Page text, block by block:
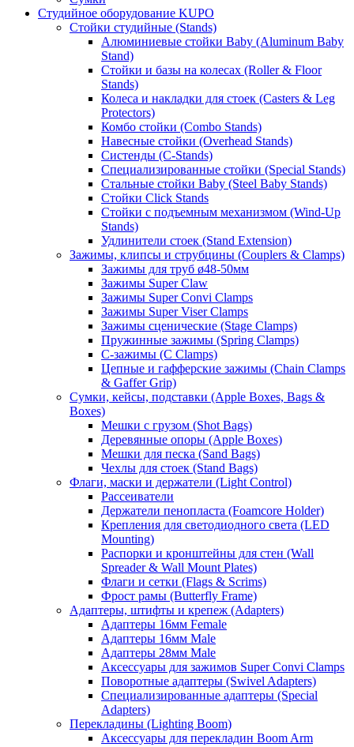
Студийное оборудование KUPO
Стойки студийные (Stands)
Алюминиевые стойки Baby (Aluminum Baby
Stand)
Стойки и базы на колесах (Roller & Floor
Stands)
Колеса и накладки для стоек (Casters & Leg
Protectors)
Комбо стойки (Combo Stands)
Навесные стойки (Overhead Stands)
Систенды (C-Stands)
Специализированные стойки (Special Stands)
Стальные стойки Baby (Steel Baby Stands)
Стойки Click Stands
Стойки с подъемным механизмом (Wind-Up
Stands)
Удлинители стоек (Stand Extension)
Зажимы, клипсы и струбцины (Couplers & Clamps)
Зажимы для труб ø48-50мм
Зажимы Super Claw
Зажимы Super Convi Clamps
Зажимы Super Viser Clamps
Зажимы сценические (Stage Clamps)
Пружинные зажимы (Spring Clamps)
С-зажимы (C Clamps)
Цепные и гафферские зажимы (Chain Clamps
& Gaffer Grip)
Сумки, кейсы, подставки (Apple Boxes, Bags &
Boxes)
Мешки с грузом (Shot Bags)
Деревянные опоры (Apple Boxes)
Мешки для песка (Sand Bags)
Чехлы для стоек (Stand Bags)
Флаги, маски и держатели (Light Control)
Рассеиватели
Держатели пенопласта (Foamcore Holder)
Крепления для светодиодного света (LED
Mounting)
Распорки и кронштейны для стен (Wall
Spreader & Wall Mount Plates)
Флаги и сетки (Flags & Scrims)
Фрост рамы (Butterfly Frame)
Адаптеры, штифты и крепеж (Adapters)
Адаптеры 16мм Female
Адаптеры 16мм Male
Адаптеры 28мм Male
Аксессуары для зажимов Super Convi Clamps
Поворотные адаптеры (Swivel Adapters)
Специализированные адаптеры (Special
Adapters)
Перекладины (Lighting Boom)
Аксессуары для перекладин Boom Arm